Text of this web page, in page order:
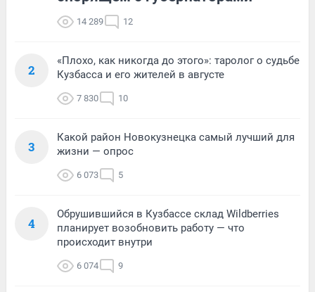
14 289 12
2
«Плохо, как никогда до этого»: таролог о судьбе
Кузбасса и его жителей в августе
7 830 10
3
Какой район Новокузнецка самый лучший для
жизни — опрос
6 073 5
4
Обрушившийся в Кузбассе склад Wildberries
планирует возобновить работу — что
происходит внутри
6 074 9